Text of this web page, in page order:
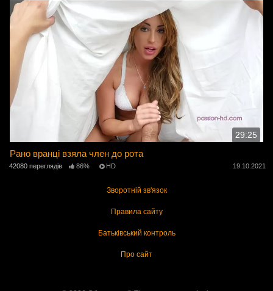
29:25
Рано вранці взяла член до рота
42080 переглядів 86% HD 19.10.2021
Зворотній зв'язок
Правила сайту
Батьківський контроль
Про сайт